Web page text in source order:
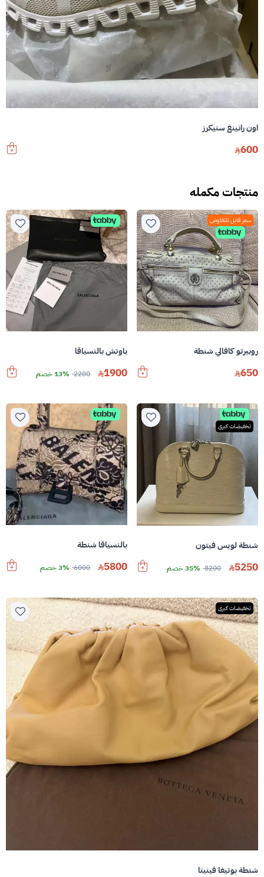
اون رانينغ سنيكرز
600
منتجات مكمله
سعر قابل للتفاوض
روبيرتو كافالي شنطة
650
باوتش بالنسياقا
1900
2200 13% خصم
تخفيضات كبرى
شنطة لويس فيتون
5250
8200 35% خصم
بالنسياقا شنطة
5800
6000 3% خصم
تخفيضات كبرى
شنطة بوتيغا فينيتا